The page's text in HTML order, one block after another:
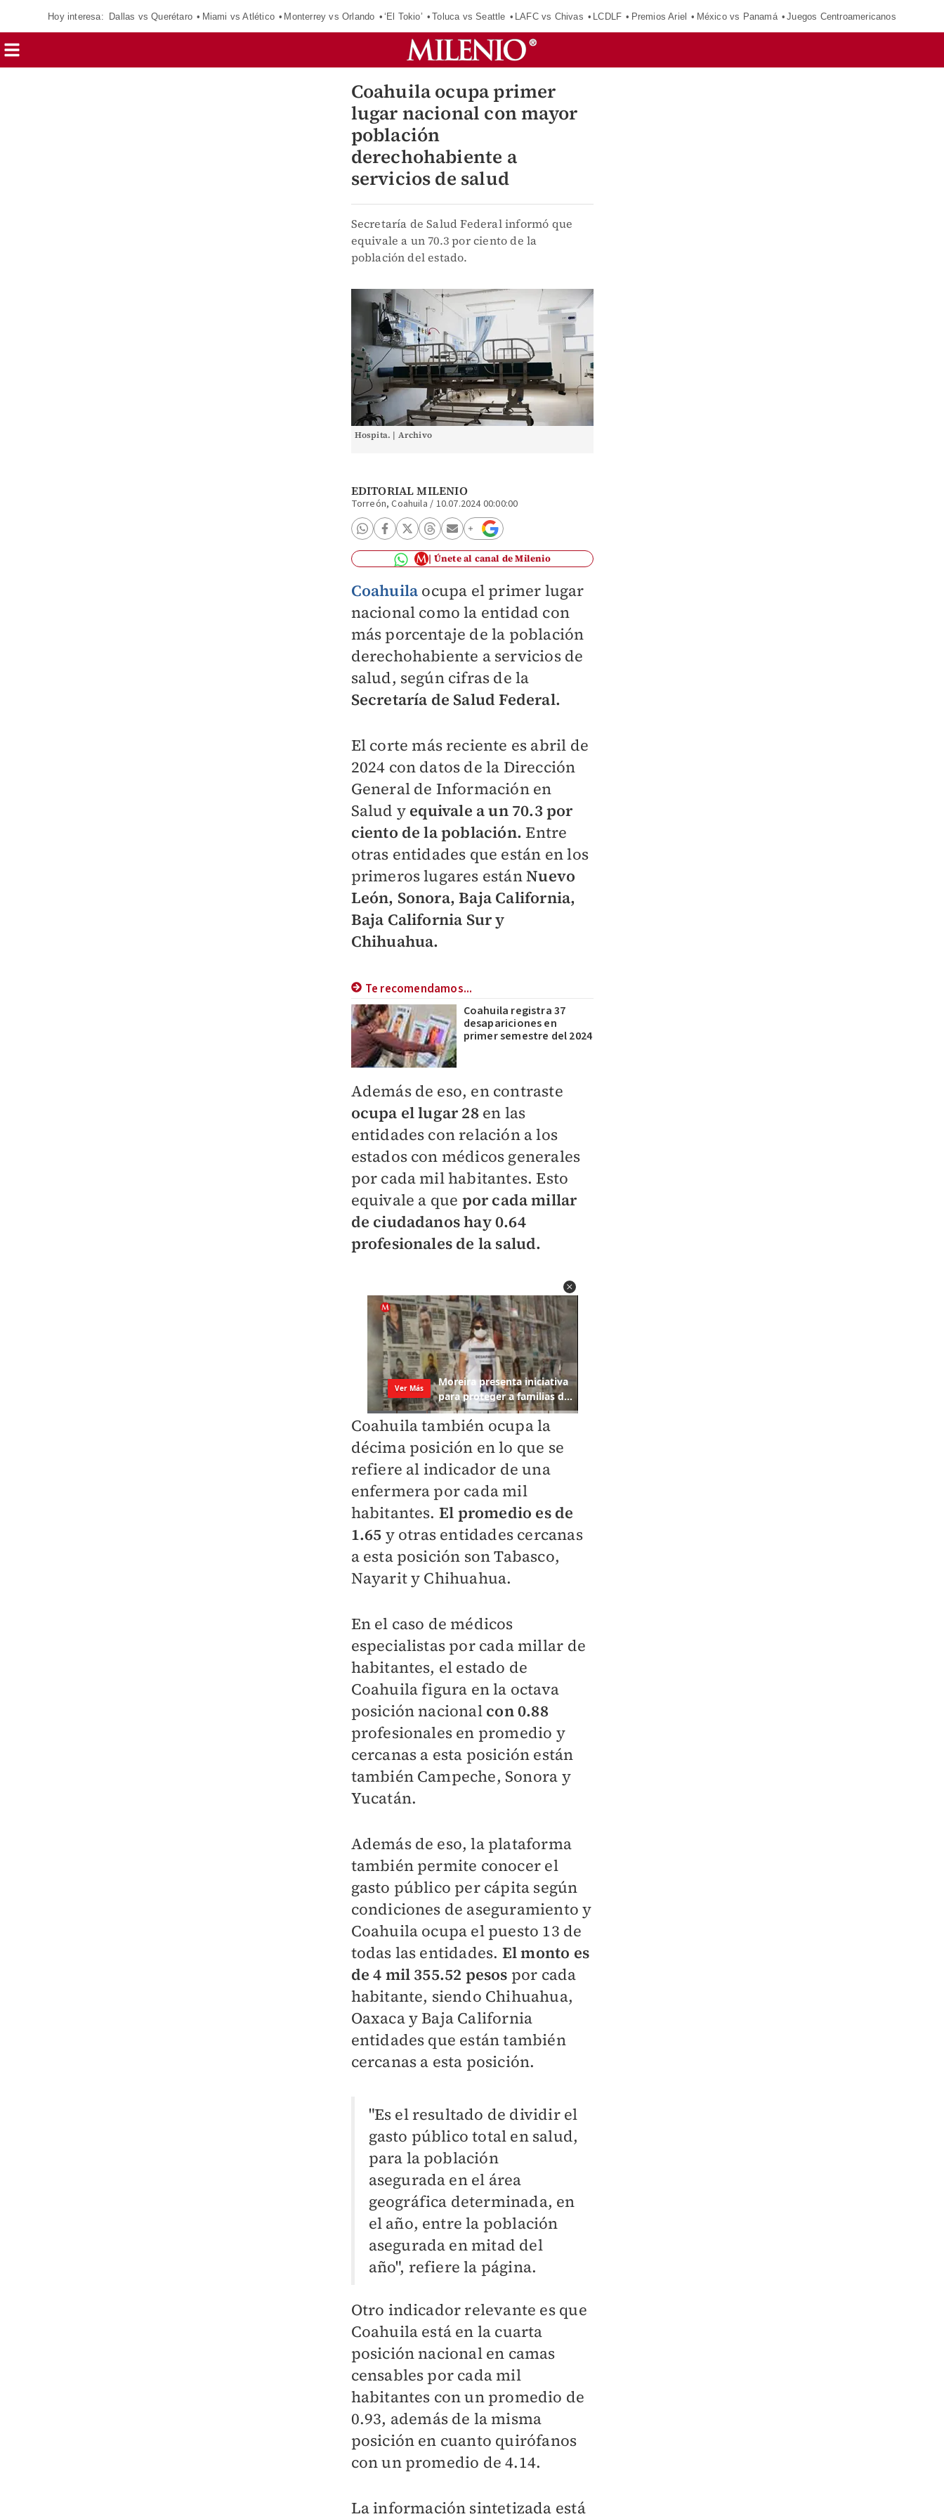
Hoy interesa: Dallas vs Querétaro Miami vs Atlético Monterrey vs Orlando ‘El Tokio’ Toluca vs Seattle LAFC vs Chivas LCDLF Premios Ariel México vs Panamá Juegos Centroamericanos
Coahuila ocupa primer
lugar nacional con mayor
población
derechohabiente a
servicios de salud
Secretaría de Salud Federal informó que
equivale a un 70.3 por ciento de la
población del estado.
Hospita. | Archivo
EDITORIAL MILENIO
Torreón, Coahuila / 10.07.2024 00:00:00
Únete al canal de Milenio
Coahuila ocupa el primer lugar
nacional como la entidad con
más porcentaje de la población
derechohabiente a servicios de
salud, según cifras de la
Secretaría de Salud Federal.
El corte más reciente es abril de
2024 con datos de la Dirección
General de Información en
Salud y equivale a un 70.3 por
ciento de la población. Entre
otras entidades que están en los
primeros lugares estánNuevo
León, Sonora, Baja California,
Baja California Sur y
Chihuahua.
Te recomendamos...
Coahuila registra 37
desapariciones en
primer semestre del 2024
Además de eso, en contraste
ocupa el lugar 28en las
entidades con relación a los
estados con médicos generales
por cada mil habitantes. Esto
equivale a que por cada millar
de ciudadanos hay 0.64
profesionales de la salud.
Coahuila también ocupa la
décima posición en lo que se
refiere al indicador de una
enfermera por cada mil
habitantes. El promedio es de
1.65 y otras entidades cercanas
a esta posición son Tabasco,
Nayarit y Chihuahua.
En el caso de médicos
especialistas por cada millar de
habitantes, el estado de
Coahuila figura en la octava
posición nacional con 0.88
profesionales en promedio y
cercanas a esta posición están
también Campeche, Sonora y
Yucatán.
Además de eso, la plataforma
también permite conocer el
gasto público per cápita según
condiciones de aseguramiento y
Coahuila ocupa el puesto 13 de
todas las entidades. El monto es
de 4 mil 355.52 pesos por cada
habitante, siendo Chihuahua,
Oaxaca y Baja California
entidades que están también
cercanas a esta posición.
"Es el resultado de dividir el
gasto público total en salud,
para la población
asegurada en el área
geográfica determinada, en
el año, entre la población
asegurada en mitad del
año", refiere la página.
Otro indicador relevante es que
Coahuila está en la cuarta
posición nacional en camas
censables por cada mil
habitantes con un promedio de
0.93, además de la misma
posición en cuanto quirófanos
con un promedio de 4.14.
La información sintetizada está